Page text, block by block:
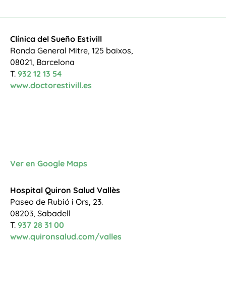
Clínica del Sueño Estivill
Ronda General Mitre, 125 baixos,
08021, Barcelona
T. 932 12 13 54
www.doctorestivill.es
Ver en Google Maps
Hospital Quiron Salud Vallès
Paseo de Rubió i Ors, 23.
08203, Sabadell
T. 937 28 31 00
www.quironsalud.com/valles